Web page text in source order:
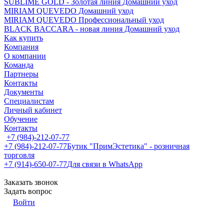
SUBLIME GOLD - Золотая линия Домашний уход
MIRIAM QUEVEDO Домашний уход
MIRIAM QUEVEDO Профессиональный уход
BLACK BACCARA - новая линия Домашний уход
Как купить
Компания
О компании
Команда
Партнеры
Контакты
Документы
Специалистам
Личный кабинет
Обучение
Контакты
+7 (984)-212-07-77
+7 (984)-212-07-77Бутик "ПримЭстетика" - розничная
торговля
+7 (914)-650-07-77Для связи в WhatsApp
Заказать звонок
Задать вопрос
Войти